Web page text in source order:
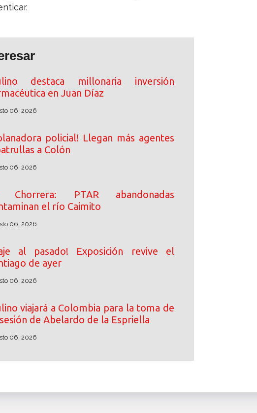
destaca millonaria inversión
en Juan Díaz
06, 2026
policial! Llegan más agentes
a Colón
06, 2026
Chorrera: PTAR abandonadas
el río Caimito
06, 2026
al pasado! Exposición revive el
de ayer
06, 2026
viajará a Colombia para la toma de
de Abelardo de la Espriella
06, 2026